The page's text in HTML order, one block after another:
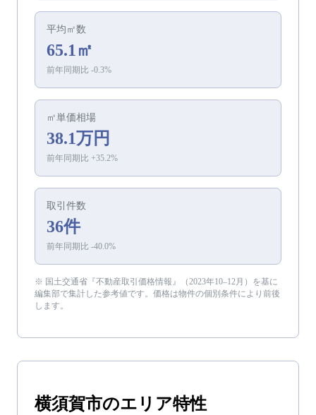
平均㎡数
65.1㎡
前年同期比 -0.3%
㎡単価相場
38.1万円
前年同期比 +35.2%
取引件数
36件
前年同期比 -40.0%
※ 国土交通省『不動産取引価格情報』（2023年10–12月 ）を基に
編集部で集計した参考値です。価格は物件の個別条件により前後
します。
横須賀市のエリア特性